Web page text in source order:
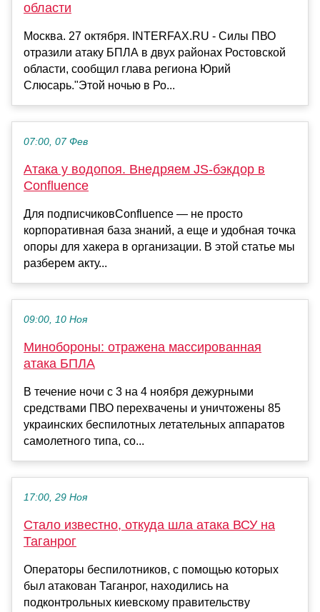
области
Москва. 27 октября. INTERFAX.RU - Силы ПВО
отразили атаку БПЛА в двух районах Ростовской
области, сообщил глава региона Юрий
Слюсарь."Этой ночью в Ро...
07:00, 07 Фев
Атака у водопоя. Внедряем JS-бэкдор в
Confluence
Для подписчиковConfluence — не просто
корпоративная база знаний, а еще и удобная точка
опоры для хакера в организации. В этой статье мы
разберем акту...
09:00, 10 Ноя
Минобороны: отражена массированная
атака БПЛА
В течение ночи с 3 на 4 ноября дежурными
средствами ПВО перехвачены и уничтожены 85
украинских беспилотных летательных аппаратов
самолетного типа, со...
17:00, 29 Ноя
Стало известно, откуда шла атака ВСУ на
Таганрог
Операторы беспилотников, с помощью которых
был атакован Таганрог, находились на
подконтрольных киевскому правительству